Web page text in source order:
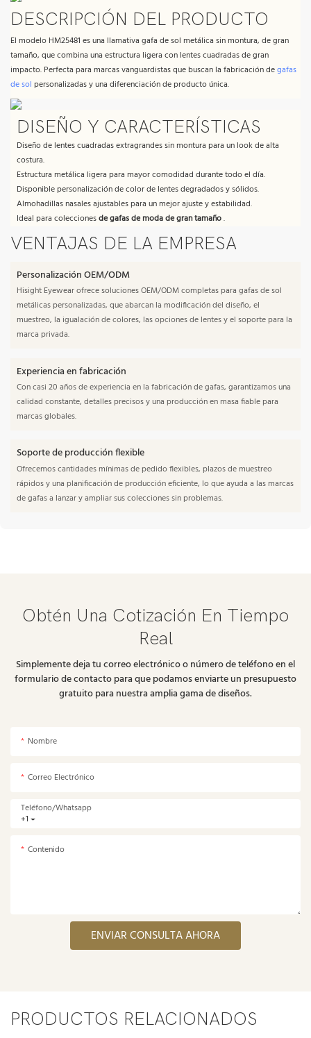
DESCRIPCIÓN DEL PRODUCTO
El modelo HM25481 es una llamativa gafa de sol metálica sin montura, de gran
tamaño, que combina una estructura ligera con lentes cuadradas de gran
impacto. Perfecta para marcas vanguardistas que buscan la fabricación degafas
de sol personalizadas y una diferenciación de producto única.
DISEÑO Y CARACTERÍSTICAS
Diseño de lentes cuadradas extragrandes sin montura para un look de alta
costura.
Estructura metálica ligera para mayor comodidad durante todo el día.
Disponible personalización de color de lentes degradados y sólidos.
Almohadillas nasales ajustables para un mejor ajuste y estabilidad.
Ideal para coleccionesde gafas de moda de gran tamaño.
VENTAJAS DE LA EMPRESA
Personalización OEM/ODM
Hisight Eyewear ofrece soluciones OEM/ODM completas para gafas de sol
metálicas personalizadas, que abarcan la modificación del diseño, el
muestreo, la igualación de colores, las opciones de lentes y el soporte para la
marca privada.
Experiencia en fabricación
Con casi 20 años de experiencia en la fabricación de gafas, garantizamos una
calidad constante, detalles precisos y una producción en masa fiable para
marcas globales.
Soporte de producción flexible
Ofrecemos cantidades mínimas de pedido flexibles, plazos de muestreo
rápidos y una planificación de producción eficiente, lo que ayuda a las marcas
de gafas a lanzar y ampliar sus colecciones sin problemas.
Obtén Una Cotización En Tiempo
Real
Simplemente deja tu correo electrónico o número de teléfono en el
formulario de contacto para que podamos enviarte un presupuesto
gratuito para nuestra amplia gama de diseños.
Nombre
Correo Electrónico
+1
Teléfono/whatsapp
Contenido
ENVIAR CONSULTA AHORA
PRODUCTOS RELACIONADOS